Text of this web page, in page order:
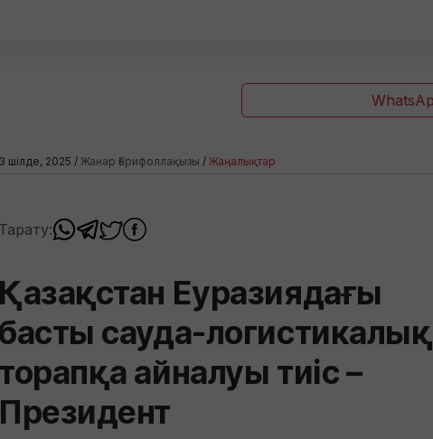
3 шілде, 2025 / Жанар Ғарифоллақызы / Жаңалықтар
Тарату:
Қазақстан Еуразиядағы
басты сауда-логистикалық
торапқа айналуы тиіс –
Президент